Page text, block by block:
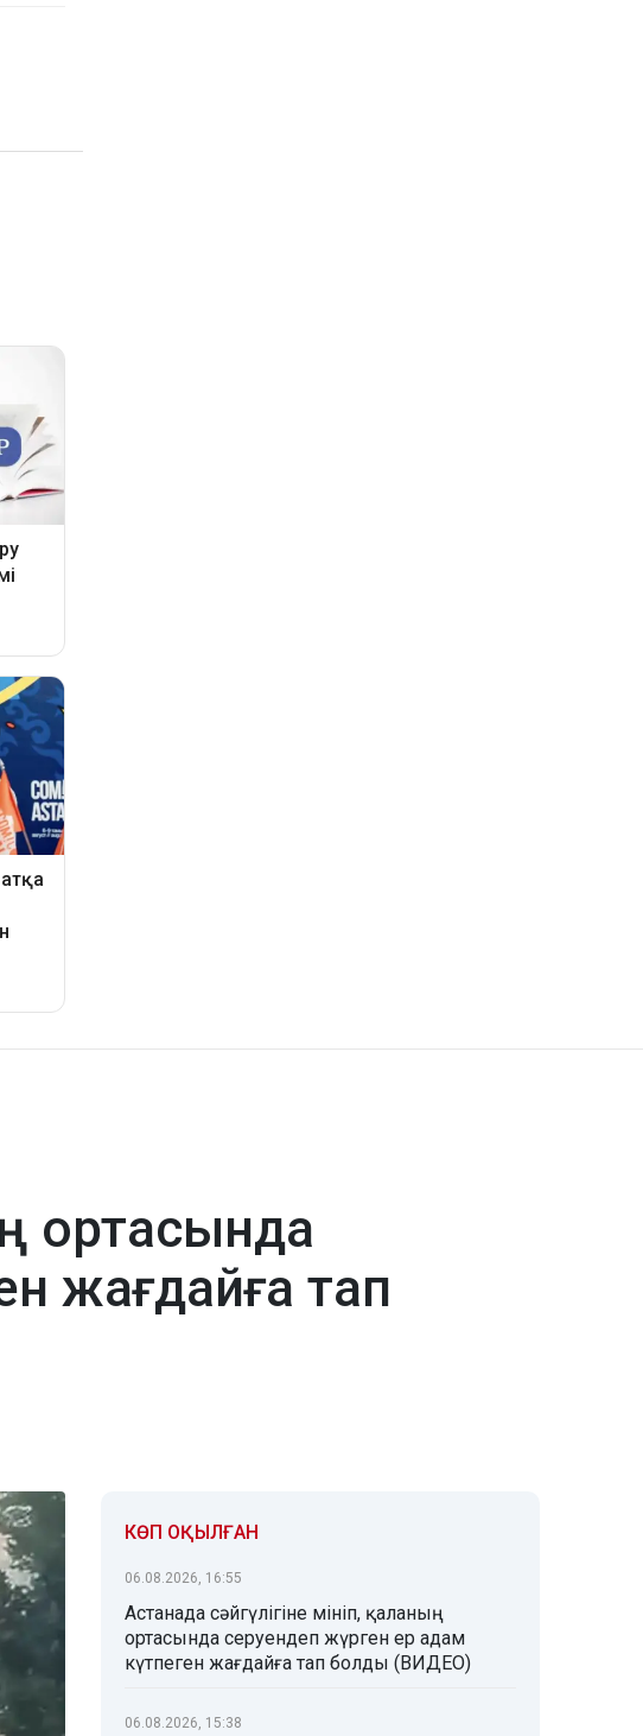
ортасында
жағдайға тап
КӨП ОҚЫЛҒАН
06.08.2026, 16:55
Астанада сәйгүлігіне мініп, қаланың
ортасында серуендеп жүрген ер адам
күтпеген жағдайға тап болды (ВИДЕО)
06.08.2026, 15:38